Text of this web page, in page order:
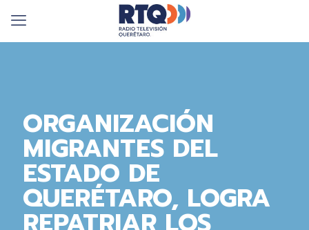
ORGANIZACIÓN
MIGRANTES DEL
ESTADO DE
QUERÉTARO, LOGRA